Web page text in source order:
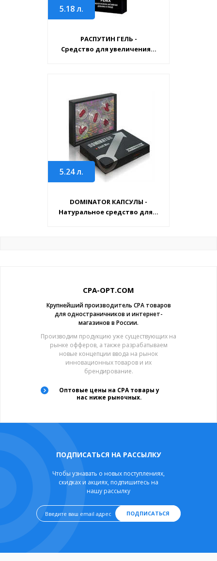
5.18л.
РАСПУТИН ГЕЛЬ -
Средство для увеличения...
5.24л.
DOMINATOR КАПСУЛЫ -
Натуральное средство для...
CPA-OPT.COM
Крупнейший производитель CPA товаров
для одностраничников и интернет-
магазинов в России.
Производим продукцию уже существующих на
рынке офферов, а также разрабатываем
новые концепции ввода на рынок
инновационных товаров и их
брендирование.
Оптовые цены на CPA товары у
нас ниже рыночных.
ПОДПИСАТЬСЯ НА РАССЫЛКУ
Чтобы узнавать о новых поступлениях,
скидках и акциях, подпишитесь на
нашу рассылку
ПОДПИСАТЬСЯ